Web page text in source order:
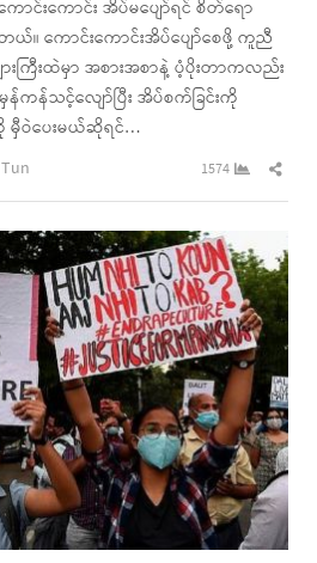
ာင်းကောင်း အိပ်မပျော်ရင် စိတ်ရော
တယ်။ ကောင်းကောင်းအိပ်ပျော်စေဖို့ ကူညီ
းကြီးထဲမှာ အစားအစာနဲ့ ပံ့ပိုးတာကလည်း
န်ကန်သင့်လျော်ပြီး အိပ်စက်ခြင်းကို
မှီဝဲပေးမယ်ဆိုရင်…
1574